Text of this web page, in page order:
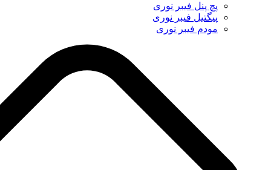
پچ پنل فیبر نوری
پیگتیل فیبر نوری
مودم فیبر نوری